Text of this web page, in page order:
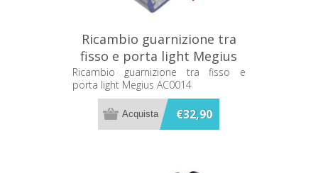
Ricambio guarnizione tra
fisso e porta light Megius
AC0014
Ricambio guarnizione tra fisso e
porta light Megius AC0014
€32,90